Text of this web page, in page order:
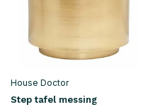
House Doctor
Step tafel messing